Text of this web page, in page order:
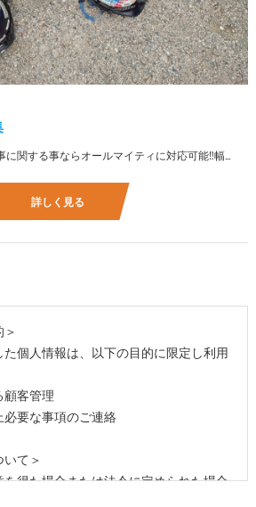
☆未経験者大歓迎 電気工事に関する事ならオールマイティに対応可能‼幅広く技術を身に付けて頂けます（室内配線・室外配線、スイッチコンセント取付け、照明器具取付け、配電盤取付け、エアコン取付け、LANケーブル配線、アンテナ取付けなど） 先輩社員が一から指導を行うため未経験の方でも安心して働いていただけます♪ ☆資格支援制度あり 実績があるからこそ社内で教習と経験を積んでいただくことで資格を当社で発行できることができます。 【工具支給致します】 また新品工具と新品作業服を完全支給を致します。 高品質の作業服と工具入社してくれた方には支給致します♪
詳しく見る
個人情報は、以下の目的に限定し利用
顧客管理
必要な事項のご連絡
て＞
得た場合または法令に定められた場合